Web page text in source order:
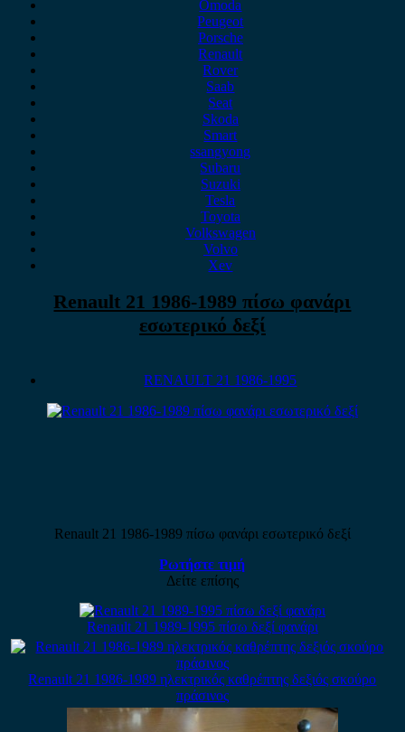
Omoda
Peugeot
Porsche
Renault
Rover
Saab
Seat
Skoda
Smart
ssangyong
Subaru
Suzuki
Tesla
Toyota
Volkswagen
Volvo
Xev
Renault 21 1986-1989 πίσω φανάρι
εσωτερικό δεξί
RENAULT 21 1986-1995
Renault 21 1986-1989 πίσω φανάρι εσωτερικό δεξί
Ρωτήστε τιμή
Δείτε επίσης
Renault 21 1989-1995 πίσω δεξί φανάρι
Renault 21 1986-1989 ηλεκτρικός καθρέπτης δεξιός σκούρο
πράσινος